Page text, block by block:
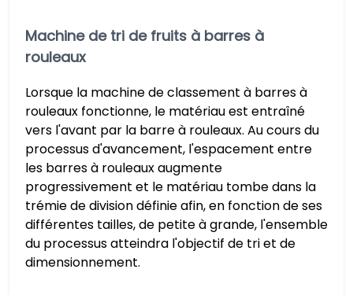
Machine de tri de fruits à barres à
rouleaux
Lorsque la machine de classement à barres à
rouleaux fonctionne, le matériau est entraîné
vers l'avant par la barre à rouleaux. Au cours du
processus d'avancement, l'espacement entre
les barres à rouleaux augmente
progressivement et le matériau tombe dans la
trémie de division définie afin, en fonction de ses
différentes tailles, de petite à grande, l'ensemble
du processus atteindra l'objectif de tri et de
dimensionnement.